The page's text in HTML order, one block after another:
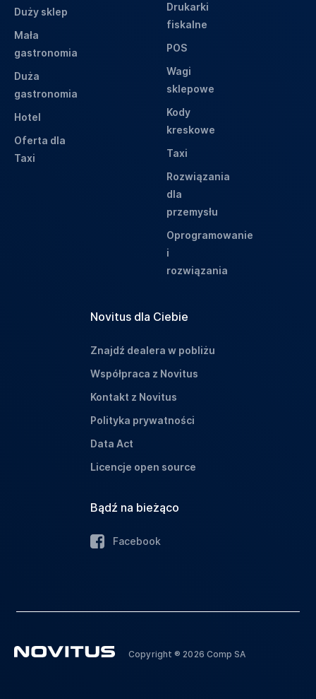
Duży sklep
Mała
gastronomia
Duża
gastronomia
Hotel
Oferta dla
Taxi
Drukarki
fiskalne
POS
Wagi
sklepowe
Kody
kreskowe
Taxi
Rozwiązania
dla
przemysłu
Oprogramowanie
i
rozwiązania
Novitus dla Ciebie
Znajdź dealera w pobliżu
Współpraca z Novitus
Kontakt z Novitus
Polityka prywatności
Data Act
Licencje open source
Bądź na bieżąco
Facebook
Copyright ® 2026 Comp SA